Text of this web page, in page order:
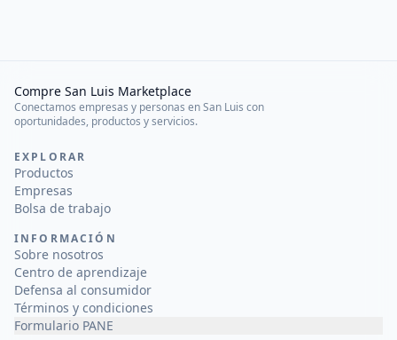
Compre San Luis Marketplace
Conectamos empresas y personas en San Luis con
oportunidades, productos y servicios.
EXPLORAR
Productos
Empresas
Bolsa de trabajo
INFORMACIÓN
Sobre nosotros
Centro de aprendizaje
Defensa al consumidor
Términos y condiciones
Formulario PANE